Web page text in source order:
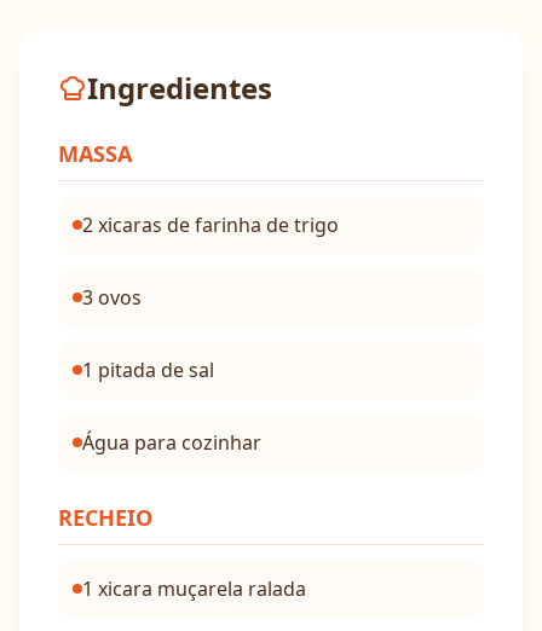
Ingredientes
MASSA
2 xicaras de farinha de trigo
3 ovos
1 pitada de sal
Água para cozinhar
RECHEIO
1 xicara muçarela ralada